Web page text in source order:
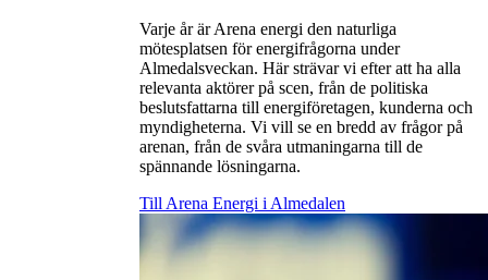
Varje år är Arena energi den naturliga
mötesplatsen för energifrågorna under
Almedalsveckan. Här strävar vi efter att ha alla
relevanta aktörer på scen, från de politiska
beslutsfattarna till energiföretagen, kunderna och
myndigheterna. Vi vill se en bredd av frågor på
arenan, från de svåra utmaningarna till de
spännande lösningarna.
Till Arena Energi i Almedalen